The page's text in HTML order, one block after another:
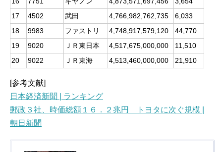
17
4502 武田 4,766,982,762,735
6,033
18
9983 ファストリ 4,748,917,579,120
44,770
19
9020 ＪＲ東日本 4,517,675,000,000
11,510
20
9022 ＪＲ東海 4,513,460,000,000 21,910
[参考文献]
日本経済新聞 | ランキング
郵政３社、時価総額１６．２兆円 トヨタに次ぐ規模 |
朝日新聞